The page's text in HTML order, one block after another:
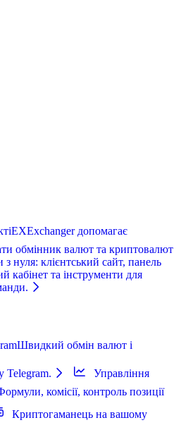
iEXExchanger допомагає
обмінник валют та криптовалют
з нуля: клієнтський сайт, панель
кабінет та інструменти для
Швидкий обмін валют і
Telegram.
Управління
комісії, контроль позиції
Криптогаманець на вашому